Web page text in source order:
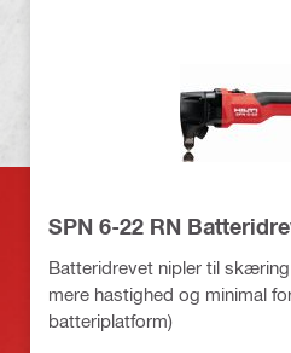
SPN 6-22 RN
Batteridrevet nipler til
mere hastighed og minimal
batteriplatform)